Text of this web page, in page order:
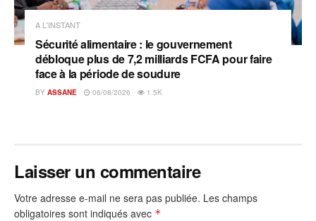
A L'INSTANT
Sécurité alimentaire : le gouvernement
débloque plus de 7,2 milliards FCFA pour faire
face à la période de soudure
BY ASSANE 06/08/2026 1.5K
Laisser un commentaire
Votre adresse e-mail ne sera pas publiée. Les champs
obligatoires sont indiqués avec *